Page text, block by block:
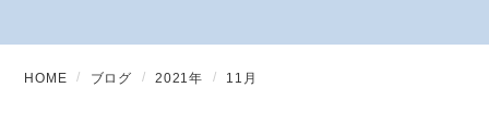
HOME ブログ 2021年 11月